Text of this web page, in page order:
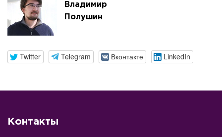
Владимир
Полушин
Twitter Telegram Вконтакте LinkedIn
Контакты